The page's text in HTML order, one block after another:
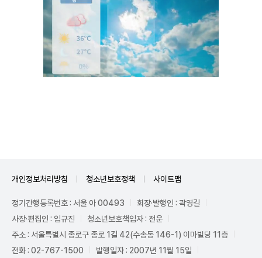
개인정보처리방침 청소년보호정책 사이트맵
정기간행등록번호 : 서울 아 00493
회장·발행인 : 곽영길
사장·편집인 : 임규진
청소년보호책임자 : 전운
주소 : 서울특별시 종로구 종로 1길 42(수송동 146-1) 이마빌딩 11층
전화 : 02-767-1500
발행일자 : 2007년 11월 15일